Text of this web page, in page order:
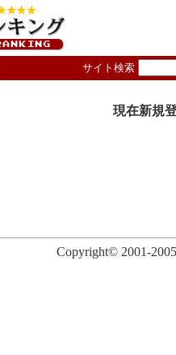
サイト検索
現在新規
Copyright© 2001-